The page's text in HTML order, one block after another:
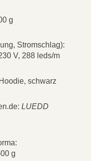
g
Stromschlag):
V, 288 leds/m
schwarz
LUEDD
g